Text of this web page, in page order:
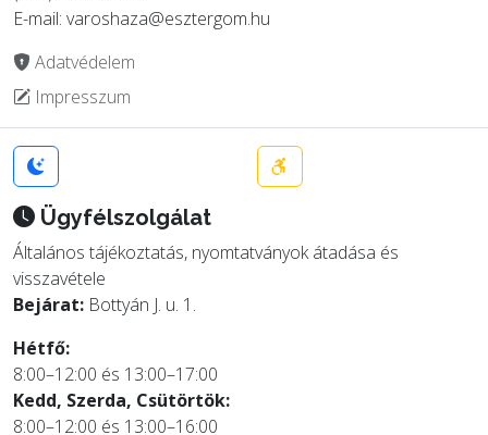
E-mail: varoshaza@esztergom.hu
Adatvédelem
Impresszum
Ügyfélszolgálat
Általános tájékoztatás, nyomtatványok átadása és
visszavétele
Bejárat: Bottyán J. u. 1.
Hétfő:
8:00–12:00 és 13:00–17:00
Kedd, Szerda, Csütörtök:
8:00–12:00 és 13:00–16:00